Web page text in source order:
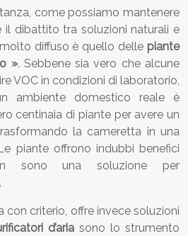
come possiamo mantenere
il dibattito tra soluzioni naturali e
diffuso è quello delle piante
». Sebbene sia vero che alcune
VOC in condizioni di laboratorio,
ambiente domestico reale è
centinaia di piante per avere un
la cameretta in una
piante offrono indubbi benefici
sono una soluzione per
con criterio, offre invece soluzioni
d’ariasono lo strumento